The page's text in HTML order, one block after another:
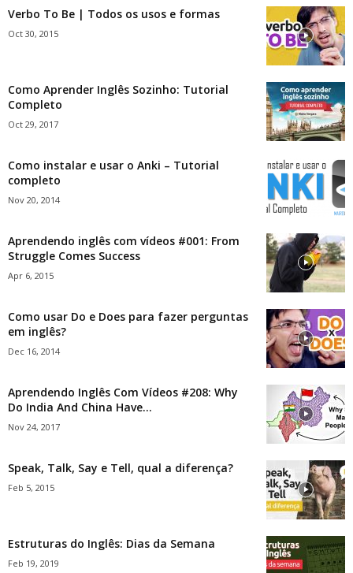
Verbo To Be | Todos os usos e formas
Oct 30, 2015
Como Aprender Inglês Sozinho: Tutorial
Completo
Oct 29, 2017
Como instalar e usar o Anki – Tutorial
completo
Nov 20, 2014
Aprendendo inglês com vídeos #001: From
Struggle Comes Success
Apr 6, 2015
Como usar Do e Does para fazer perguntas
em inglês?
Dec 16, 2014
Aprendendo Inglês Com Vídeos #208: Why
Do India And China Have...
Nov 24, 2017
Speak, Talk, Say e Tell, qual a diferença?
Feb 5, 2015
Estruturas do Inglês: Dias da Semana
Feb 19, 2019